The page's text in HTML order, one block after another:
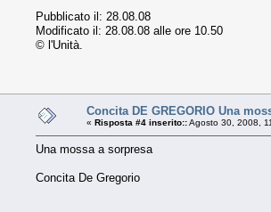
Pubblicato il: 28.08.08
Modificato il: 28.08.08 alle ore 10.50
© l'Unità.
Concita DE GREGORIO Una
« Risposta #4 inserito::Agosto 30, 2008,
Una mossa a sorpresa
Concita De Gregorio